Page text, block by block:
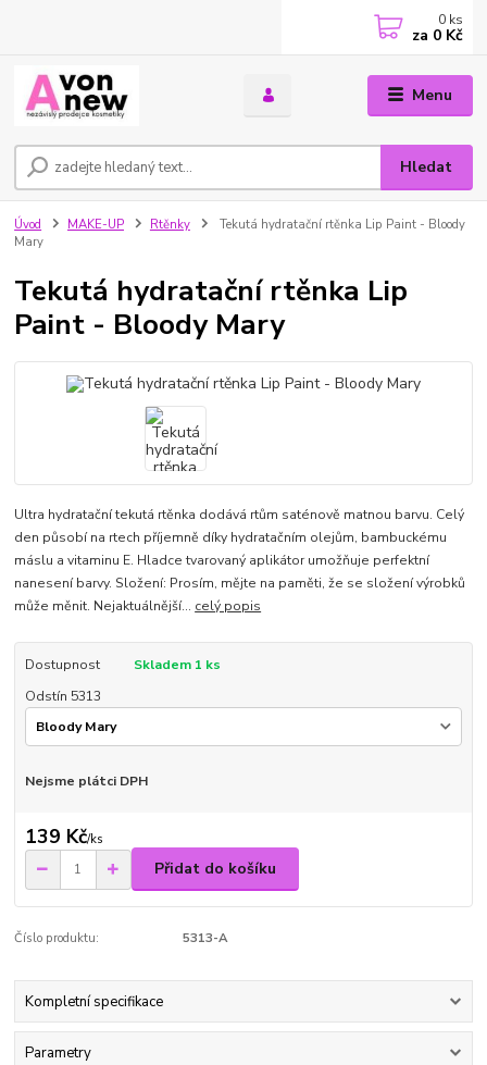
Menu
Hledat
0 ks
za 0 Kč
Úvod MAKE-UP Rtěnky
Tekutá hydratační rtěnka Lip Paint - Bloody
Mary
Tekutá hydratační rtěnka Lip
Paint - Bloody Mary
Ultra hydratační tekutá rtěnka dodává rtům saténově matnou barvu. Celý
den působí na rtech příjemně díky hydratačním olejům, bambuckému
máslu a vitaminu E. Hladce tvarovaný aplikátor umožňuje perfektní
nanesení barvy. Složení: Prosím, mějte na paměti, že se složení výrobků
může měnit. Nejaktuálnější... celý popis
Dostupnost
Skladem 1 ks
Odstín 5313
Nejsme plátci DPH
139 Kč/ks
Přidat do košíku
Číslo produktu: 5313-A
Kompletní specifikace
Parametry